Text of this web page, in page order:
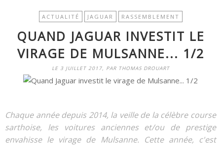
ACTUALITÉ JAGUAR RASSEMBLEMENT
QUAND JAGUAR INVESTIT LE
VIRAGE DE MULSANNE... 1/2
LE 3 JUILLET 2017, PAR THOMAS DROUART
Chaque année depuis 2014, la veille de la célèbre course
sarthoise, les voitures anciennes et/ou de prestige
envahisse le virage de Mulsanne. Cette année, c'est